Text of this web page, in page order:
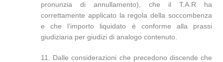
pronunzia di annullamento), che il T.A.R ha
correttamente applicato la regola della soccombenza
e che l’importo liquidato è conforme alla prassi
giudiziaria per giudizi di analogo contenuto.
11. Dalle considerazioni che precedono discende che